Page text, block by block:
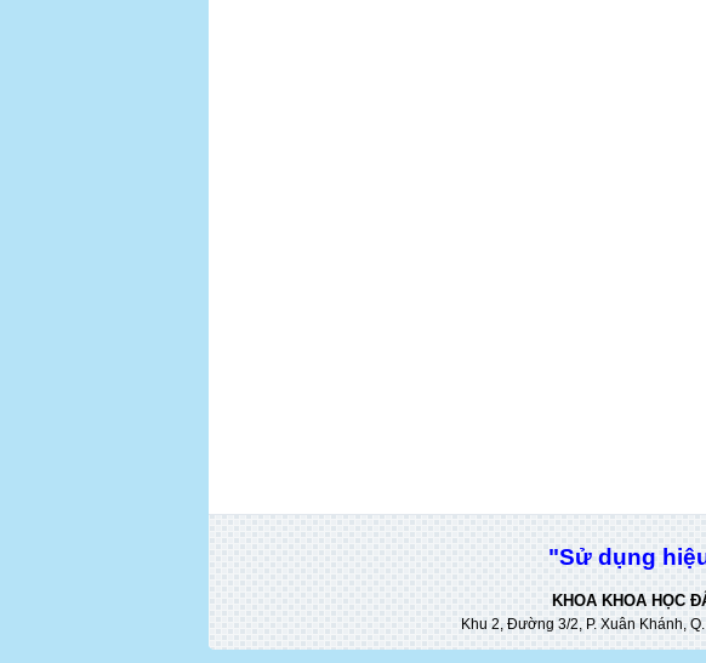
"Sử dụng
KHOA KHOA HỌC
Khu 2, Đường 3/2, P. Xuân Khánh,